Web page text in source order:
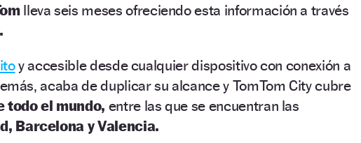
lleva seis meses ofreciendo esta información a través
y accesible desde cualquier dispositivo con conexión a
acaba de duplicar su alcance y TomTom City cubre
todo el mundo, entre las que se encuentran las
Barcelona y Valencia.